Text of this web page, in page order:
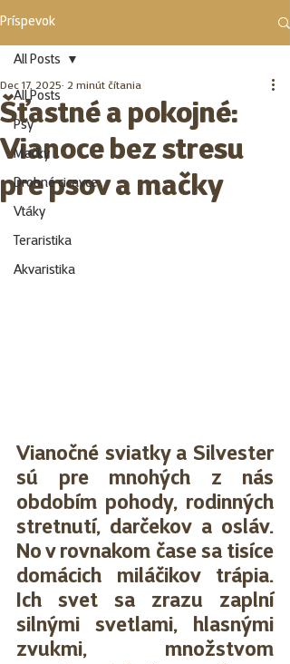
Príspevok
All Posts
Psy
Mačky
Drobné cicavce
Vtáky
Teraristika
Akvaristika
All Posts
Šťastné a pokojné:
Vianoce bez stresu
pre psov a mačky
Dec 17, 2025 2 minút čítania
Vianočné sviatky a Silvester
sú pre mnohých z nás
obdobím pohody, rodinných
stretnutí, darčekov a osláv.
No v rovnakom čase sa tisíce
domácich miláčikov trápia.
Ich svet sa zrazu zaplní
silnými svetlami, hlasnými
zvukmi, množstvom